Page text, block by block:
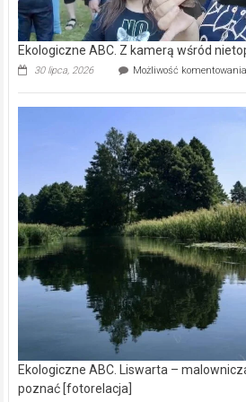
Ekologiczne ABC. Z kamerą wśród
30 lipca, 2026 Możliwość komentowania
Ekologiczne ABC. Liswarta –
poznać [fotorelacja]